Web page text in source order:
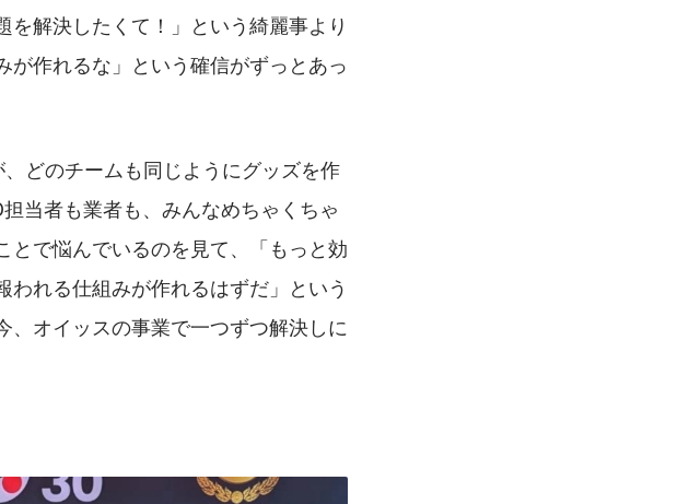
解決したくて！」という綺麗事より
作れるな」という確信がずっとあっ
どのチームも同じようにグッズを作
当者も業者も、みんなめちゃくちゃ
で悩んでいるのを見て、「もっと効
れる仕組みが作れるはずだ」という
、オイッスの事業で一つずつ解決しに